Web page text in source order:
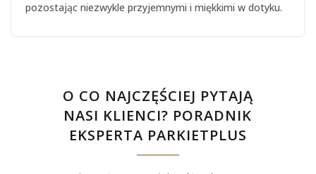
pozostając niezwykle przyjemnymi i miękkimi w dotyku.
O CO NAJCZĘŚCIEJ PYTAJĄ
NASI KLIENCI? PORADNIK
EKSPERTA PARKIETPLUS